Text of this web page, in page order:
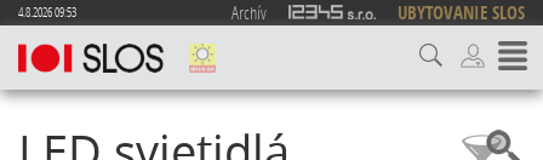
4.8.2026 09:53 Archív UBYTOVANIE SLOS